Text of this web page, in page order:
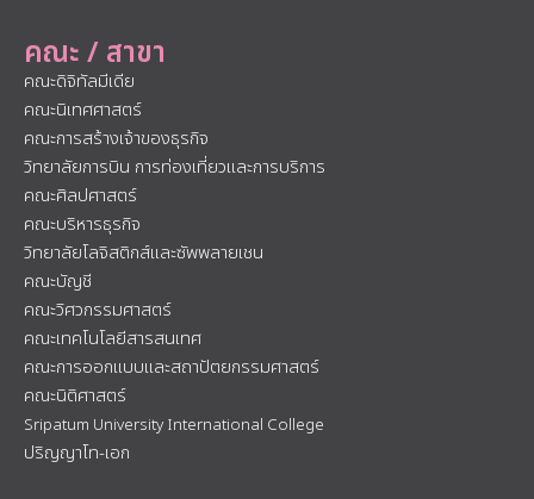
คณะ / สาขา
คณะดิจิทัลมีเดีย
คณะนิเทศศาสตร์
คณะการสร้างเจ้าของธุรกิจ
วิทยาลัยการบิน การท่องเที่ยวและการบริการ
คณะศิลปศาสตร์
คณะบริหารธุรกิจ
วิทยาลัยโลจิสติกส์และซัพพลายเชน
คณะบัญชี
คณะวิศวกรรมศาสตร์
คณะเทคโนโลยีสารสนเทศ
คณะการออกแบบและสถาปัตยกรรมศาสตร์
คณะนิติศาสตร์
Sripatum University International College
ปริญญาโท-เอก